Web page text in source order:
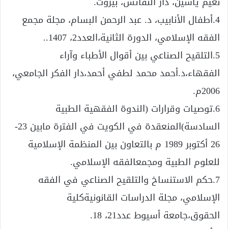
4.أطفال الأنابيب، د. عبد الرحمن البسام، مجلة مجمع
الفقه الإسلامي، الدورة الثانية،العدد2، 1407..
5.التلقيح الصناعي بين أقوال الأطباء وآراء
الفقهاء،د.أحمد محمد لطفي أحمد،دار الفكر الجامعي،
2006م.
6.توصيات وقرارات (الندوة الفقهية الطبية
السادسة)المنعقدة في الكويت في الفترة مابين 23-
26 أكتوبر 1989 م بالتعاون بين المنظمة الإسلامية
للعلوم الطبية ومجمعالفقه الإسلامي.
7.حكم الاستنساخ والتلقيح الصناعي في الفقه
الإسلامي، مجلة الدراسات القانونيةكلية
الحقوق،جامعة أسيوط عدد21، 18.